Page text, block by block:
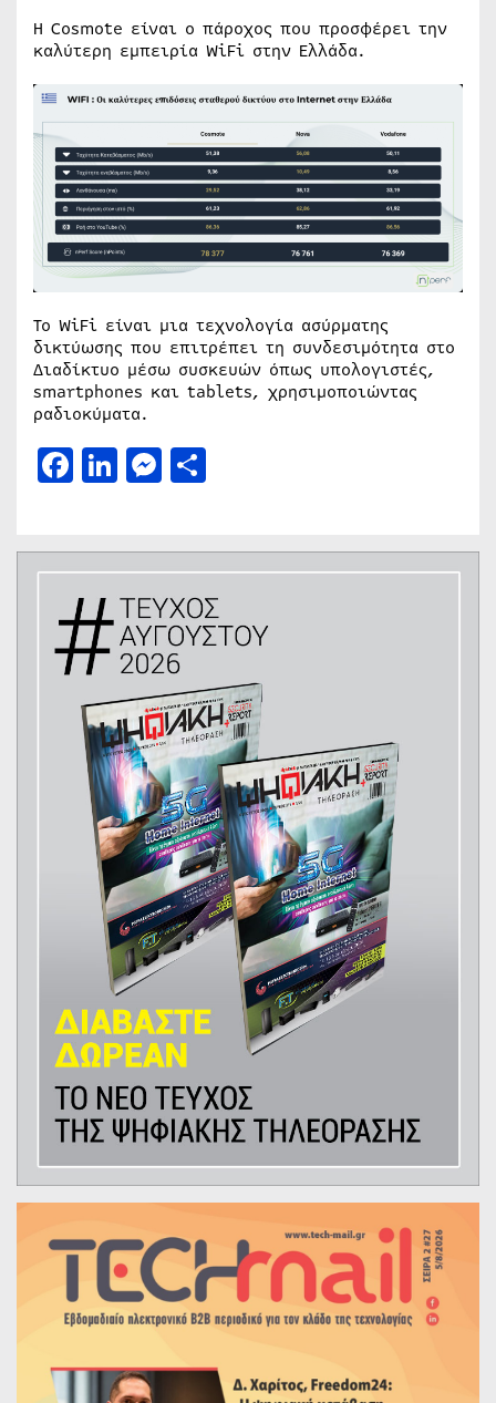
Η Cosmote είναι ο πάροχος που προσφέρει την
καλύτερη εμπειρία WiFi στην Ελλάδα.
Το WiFi είναι μια τεχνολογία ασύρματης
δικτύωσης που επιτρέπει τη συνδεσιμότητα στο
Διαδίκτυο μέσω συσκευών όπως υπολογιστές,
smartphones και tablets, χρησιμοποιώντας
ραδιοκύματα.
Facebook
LinkedIn
Messenger